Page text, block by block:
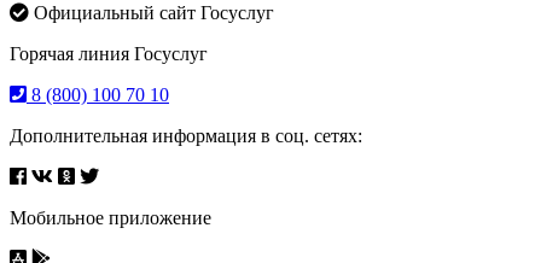
Официальный сайт Госуслуг
Горячая линия Госуслуг
8 (800) 100 70 10
Дополнительная информация в соц. сетях:
Мобильное приложение